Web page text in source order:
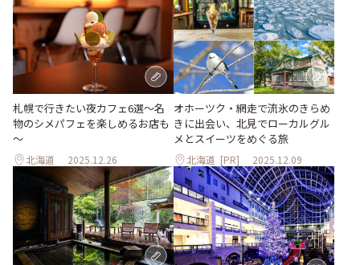
札幌で行きたい夜カフェ6選～名
物のシメパフェを楽しめるお店も
～
北海道 2025.12.26
オホーツク・網走で流氷のきらめ
きに出会い、北見でローカルグル
メとスイーツをめぐる旅
北海道 [PR] 2025.12.09